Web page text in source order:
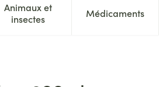
Naturopathie
menu pour la catégorie Soins à
Animaux et
insectes
Afficher le sous-menu pour la
Médicaments
Afficher